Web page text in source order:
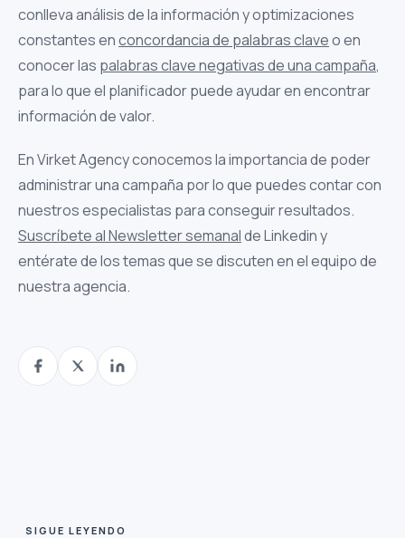
conlleva análisis de la información y optimizaciones
constantes enconcordancia de palabras claveo en
conocer las palabras clave negativas de una campaña,
para lo que el planificador puede ayudar en encontrar
información de valor.
En Virket Agency conocemos la importancia de poder
administrar una campaña por lo que puedes contar con
nuestros especialistas para conseguir resultados.
Suscríbete al Newsletter semanalde Linkedin y
entérate de los temas que se discuten en el equipo de
nuestra agencia.
SIGUE LEYENDO